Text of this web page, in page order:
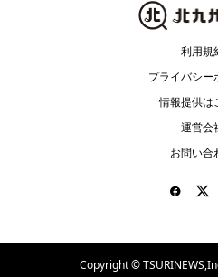
利用規
プライバシー
情報提供は
運営会
お問い合
Copyright ©